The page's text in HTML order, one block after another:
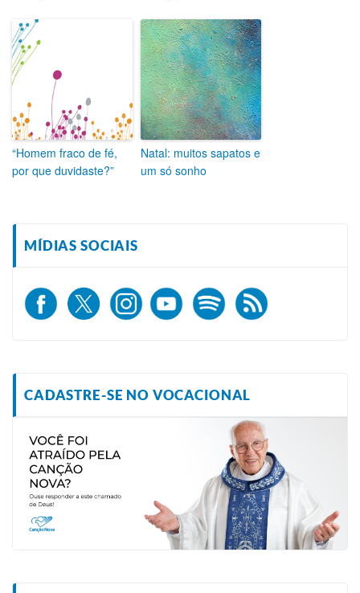
“Homem fraco de fé,
por que duvidaste?”
Natal: muitos sapatos e
um só sonho
MÍDIAS SOCIAIS
CADASTRE-SE NO VOCACIONAL